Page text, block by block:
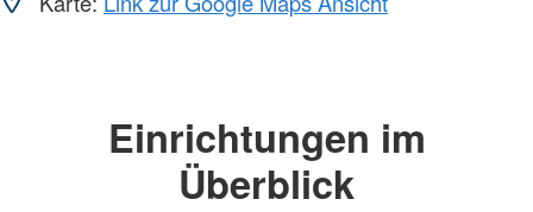
Einrichtungen im
Überblick